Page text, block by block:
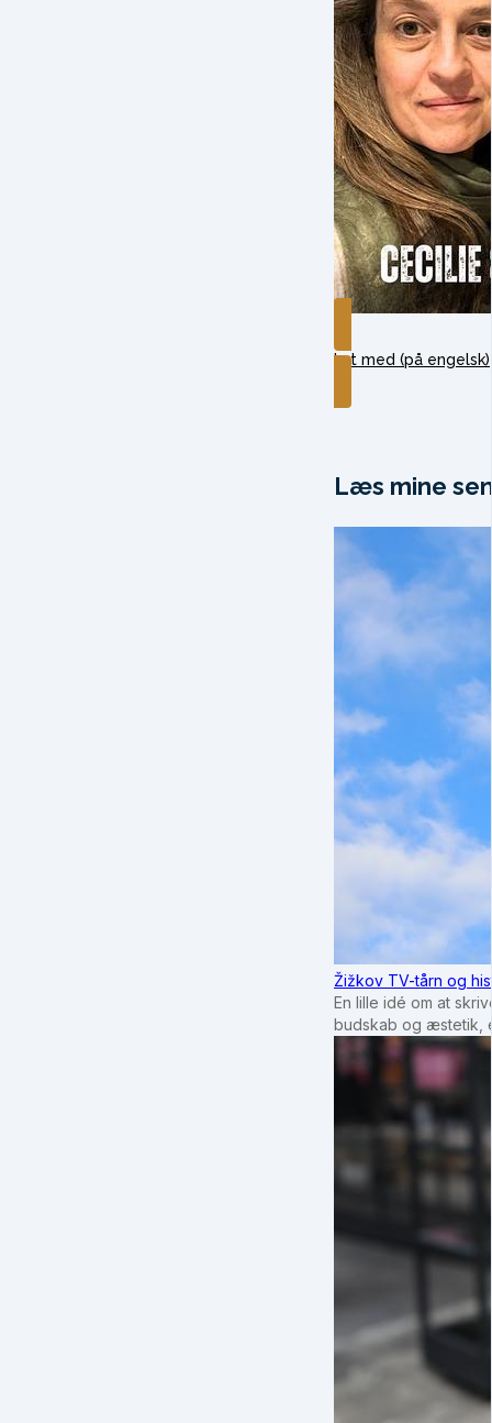
Lyt med (på engelsk)
Læs mine
Žižkov TV-tårn og
En lille idé om at
budskab og æstetik,